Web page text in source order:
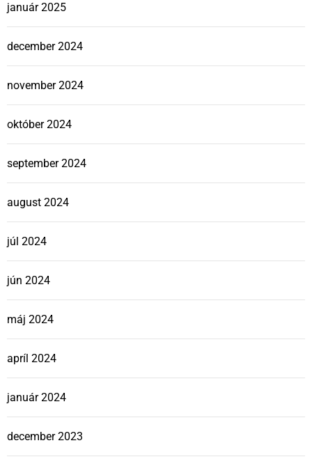
január 2025
december 2024
november 2024
október 2024
september 2024
august 2024
júl 2024
jún 2024
máj 2024
apríl 2024
január 2024
december 2023